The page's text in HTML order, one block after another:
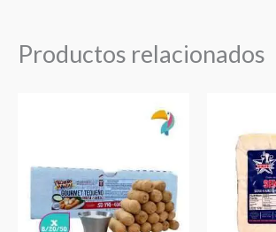
Productos relacionados
de
precios:
$ 18.99
hasta
$ 45.19
producto
múltiples
variantes.
Las
Duro
Rigo's
lb